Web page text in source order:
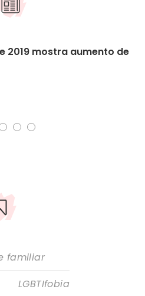
2019 mostra aumento de
familiar
LGBTIfobia